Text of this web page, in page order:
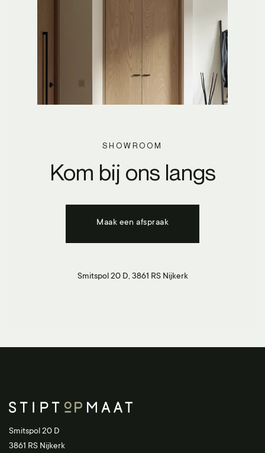
SHOWROOM
Kom bij ons langs
Maak een afspraak
Smitspol 20 D, 3861 RS Nijkerk
Smitspol 20 D
3861 RS Nijkerk